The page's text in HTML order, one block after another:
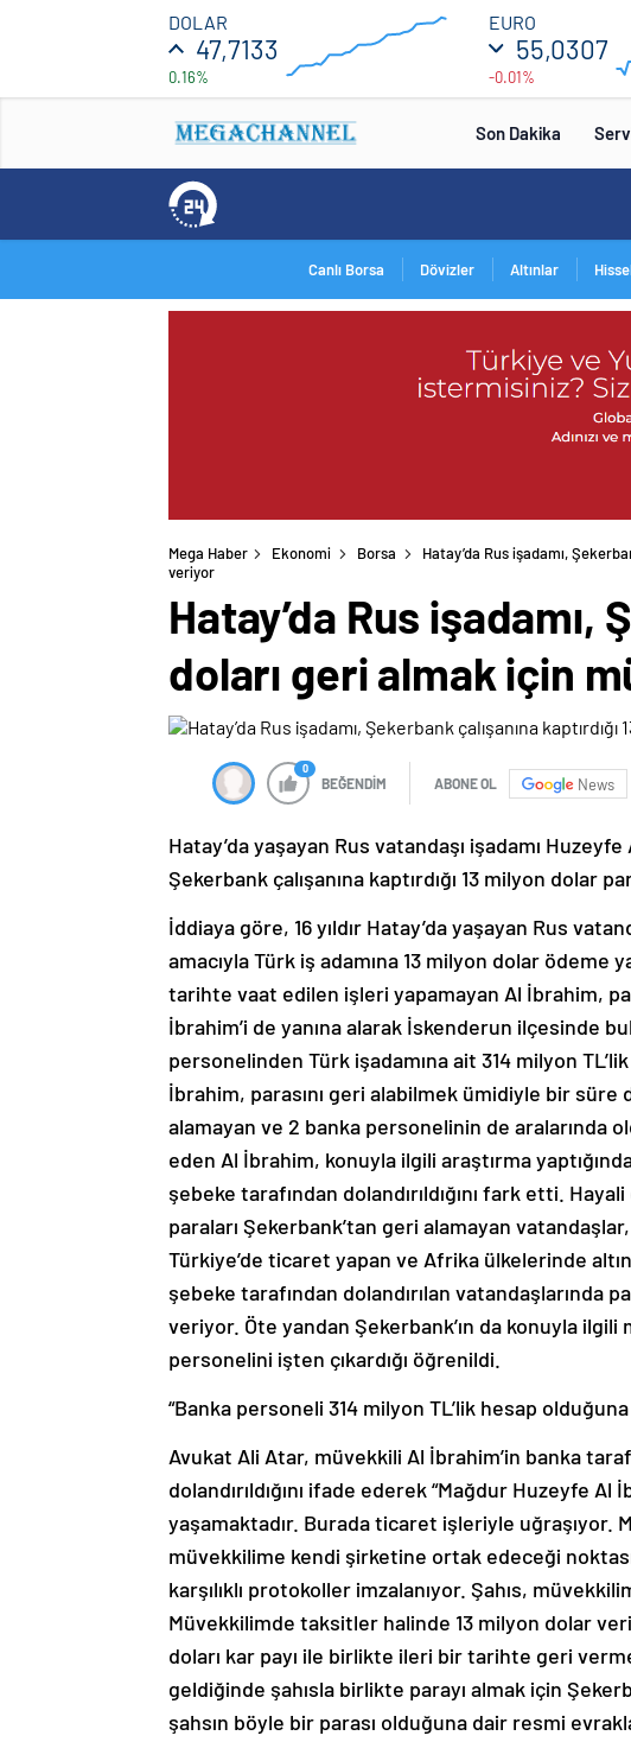
DOLAR
47,7133
0.16%
00:00 00:00
EURO
55,0307
-0.01%
Son Dakika
Canlı Borsa Dövizler Altınlar
Mega Haber Ekonomi Borsa
Hatay’da Rus işadamı,
veriyor
Hatay’da Rus işadamı,
doları geri almak için
0
BEĞENDİM ABONE OL News
Hatay’da yaşayan Rus vatandaşı işadamı
Şekerbank çalışanına kaptırdığı 13 milyon dolar
İddiaya göre, 16 yıldır Hatay’da yaşayan Rus
amacıyla Türk iş adamına 13 milyon dolar ödeme
tarihte vaat edilen işleri yapamayan Al İbrahim,
İbrahim’i de yanına alarak İskenderun ilçesinde
personelinden Türk işadamına ait 314 milyon
İbrahim, parasını geri alabilmek ümidiyle bir
alamayan ve 2 banka personelinin de aralarında
eden Al İbrahim, konuyla ilgili araştırma
şebeke tarafından dolandırıldığını fark etti.
paraları Şekerbank’tan geri alamayan
Türkiye’de ticaret yapan ve Afrika ülkelerinde
şebeke tarafından dolandırılan vatandaşlarında
veriyor. Öte yandan Şekerbank’ın da konuyla
personelini işten çıkardığı öğrenildi.
“Banka personeli 314 milyon TL’lik hesap
Avukat Ali Atar, müvekkili Al İbrahim’in banka
dolandırıldığını ifade ederek “Mağdur Huzeyfe Al
yaşamaktadır. Burada ticaret işleriyle uğraşıyor.
müvekkilime kendi şirketine ortak edeceği
karşılıklı protokoller imzalanıyor. Şahıs,
Müvekkilimde taksitler halinde 13 milyon dolar
doları kar payı ile birlikte ileri bir tarihte geri
geldiğinde şahısla birlikte parayı almak için
şahsın böyle bir parası olduğuna dair resmi